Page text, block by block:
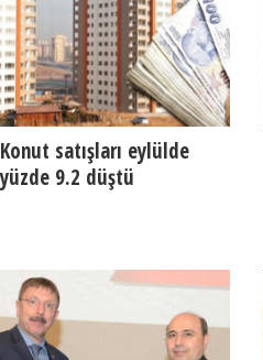
Konut satışları eylülde
yüzde 9.2 düştü